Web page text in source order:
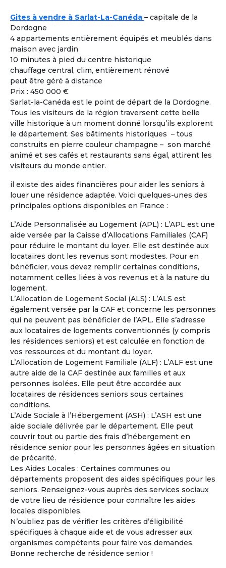
Gites à vendre à Sarlat-La-Canéda – capitale de la
Dordogne
4 appartements entièrement équipés et meublés dans
maison avec jardin
10 minutes à pied du centre historique
chauffage central, clim, entièrement rénové
peut être géré à distance
Prix : 450 000 €
Sarlat-la-Canéda est le point de départ de la Dordogne.
Tous les visiteurs de la région traversent cette belle
ville historique à un moment donné lorsqu’ils explorent
le département. Ses bâtiments historiques – tous
construits en pierre couleur champagne – son marché
animé et ses cafés et restaurants sans égal, attirent les
visiteurs du monde entier.
il existe des aides financières pour aider les seniors à
louer une résidence adaptée. Voici quelques-unes des
principales options disponibles en France :
L’Aide Personnalisée au Logement (APL) : L’APL est une
aide versée par la Caisse d’Allocations Familiales (CAF)
pour réduire le montant du loyer. Elle est destinée aux
locataires dont les revenus sont modestes. Pour en
bénéficier, vous devez remplir certaines conditions,
notamment celles liées à vos revenus et à la nature du
logement.
L’Allocation de Logement Social (ALS) : L’ALS est
également versée par la CAF et concerne les personnes
qui ne peuvent pas bénéficier de l’APL. Elle s’adresse
aux locataires de logements conventionnés (y compris
les résidences seniors) et est calculée en fonction de
vos ressources et du montant du loyer.
L’Allocation de Logement Familiale (ALF) : L’ALF est une
autre aide de la CAF destinée aux familles et aux
personnes isolées. Elle peut être accordée aux
locataires de résidences seniors sous certaines
conditions.
L’Aide Sociale à l’Hébergement (ASH) : L’ASH est une
aide sociale délivrée par le département. Elle peut
couvrir tout ou partie des frais d’hébergement en
résidence senior pour les personnes âgées en situation
de précarité.
Les Aides Locales : Certaines communes ou
départements proposent des aides spécifiques pour les
seniors. Renseignez-vous auprès des services sociaux
de votre lieu de résidence pour connaître les aides
locales disponibles.
N’oubliez pas de vérifier les critères d’éligibilité
spécifiques à chaque aide et de vous adresser aux
organismes compétents pour faire vos demandes.
Bonne recherche de résidence senior !
des différentes visites de logements adaptés à la
cohabitation.
Co-acheter Peu importe | France - Gard
Souhaite investir dans une co
habitation pour partager tout en étant
autonome.
J’aime bricoler. Je peux m’occuper de
l’informatique et de l’administration.
Je possède déjà une propriété en
région centre où je compte à la retraite
partager mon temps la bas et dans une
maison en Occitanie en co partage :
Hérault ou Gard ou Aude.
À la une
Catherine
Femme- 56ans
France - Gard
Co-acheteur Apport personnel : 200 000 €
La copropriété en pleine propriété entre Seniors
Un mode d’habitat partagé adapté au vieillissement.
La copropriété en pleine propriété séduit de plus en
plus de retraités désireux de mutualiser certains espaces
et services tout en conservant leur indépendance et leur
patrimoine.
À la une